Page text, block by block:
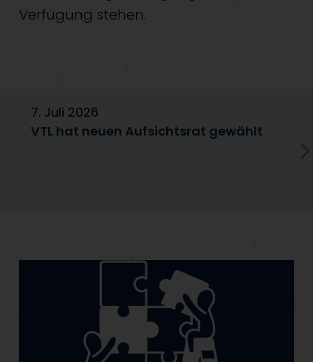
Verfügung stehen.
7. Juli 2026
VTL hat neuen Aufsichtsrat gewählt